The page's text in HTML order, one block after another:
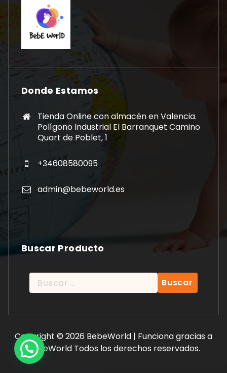
Donde Estamos
Tienda Online con almacén en Valencia.
Polígono Industrial El Barranquet Camino
Quart de Poblet, 1
+34608580095
admin@bebeworld.es
Buscar Producto
Buscar:
Copyright © 2026 BebeWorld | Funciona gracias a
BebeWorld Todos los derechos reservados.